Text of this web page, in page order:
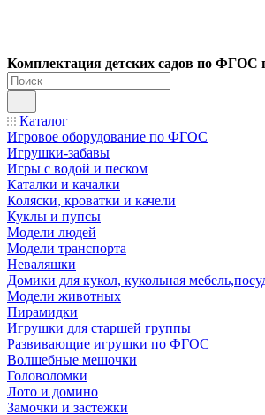
Комплектация детских садов по ФГОC
Каталог
Игровое оборудование по ФГОС
Игрушки-забавы
Игры с водой и песком
Каталки и качалки
Коляски, кроватки и качели
Куклы и пупсы
Модели людей
Модели транспорта
Неваляшки
Домики для кукол, кукольная
Модели животных
Пирамидки
Игрушки для старшей группы
Развивающие игрушки по ФГОС
Волшебные мешочки
Головоломки
Лото и домино
Замочки и застежки